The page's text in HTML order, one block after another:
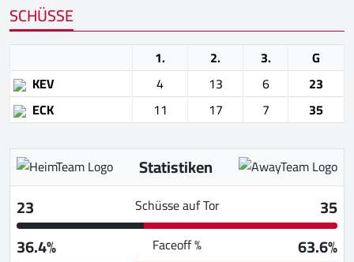
SCHÜSSE
1. 2. 3.
G
KEV
4 13 6
23
ECK
11 17 7 35
Statistiken
23
Schüsse auf Tor
35
36.4%
Faceoff %
63.6%